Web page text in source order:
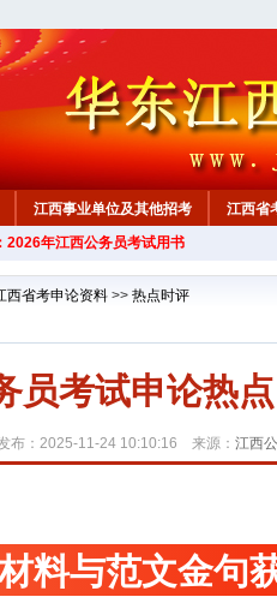
江西事业单位及其他招考 江西省
2026年江西公务员考试用书
西省考申论资料 >> 热点时评
员考试申论热
布：2025-11-24 10:10:16 来源： 江西
料与范文金句